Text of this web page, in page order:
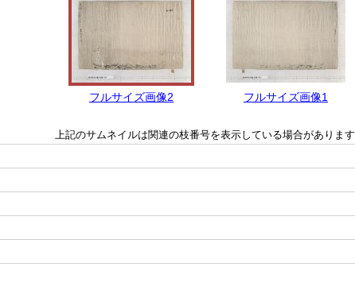
フルサイズ画像2 フルサイズ画像1
上記のサムネイルは関連の枝番号を表示している場合があります